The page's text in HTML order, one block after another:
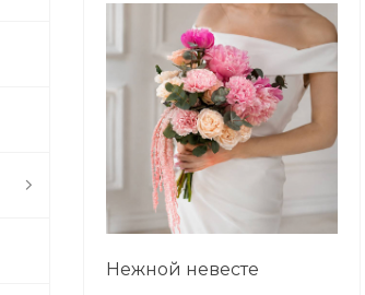
Нежной невесте